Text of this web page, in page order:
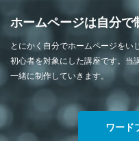
ホームページは自分で
とにかく自分でホームページをい
初心者を対象にした講座です。当
一緒に制作していきます。
ワード